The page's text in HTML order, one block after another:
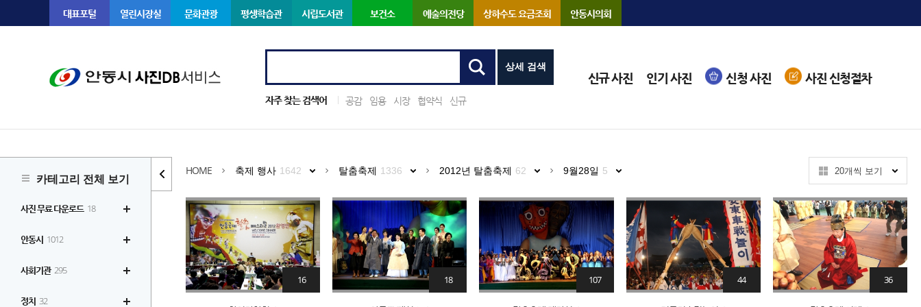
대표포털 열린시장실 문화관광 평생학습관 시립도서관 보건소 예술의전당 상하수도 요금조회 안동시의회
상세 검색
자주 찾는 검색어 공감 임용 시장 협약식 신규
신규 사진 인기 사진 신청 사진 사진 신청절차
카테고리 전체 보기
사진 무료 다운로드 18
안동시 1012
사회기관 295
정치 32
HOME 축제 행사 1642 탈춤축제 1336 2012년 탈춤축제 62 9월28일 5 20개씩 보기
16 18 107 44 36